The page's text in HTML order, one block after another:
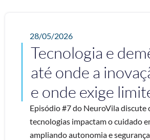
28/05/2026
Tecnologia e
até onde a
e onde exige
Episódio #7 do NeuroVila discute
tecnologias impactam o cuidado
ampliando autonomia e